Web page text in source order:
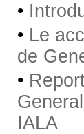
•
• Le
de
•
IALA